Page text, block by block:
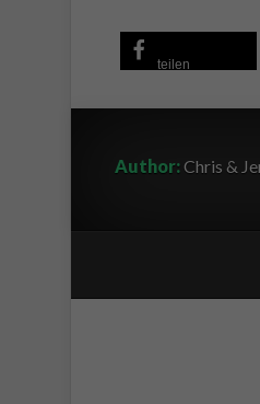
teilen
Author:Chris &